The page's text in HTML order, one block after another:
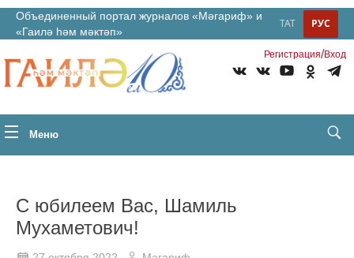
Объединенный портал журналов «Мәгариф» и
«Гаилә һәм мәктәп»
РУС
ТАТ
Регистрация/Вход
Меню
С юбилеем Вас, Шамиль
Мухаметович!